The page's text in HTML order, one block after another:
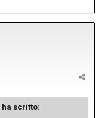
ha scritto: